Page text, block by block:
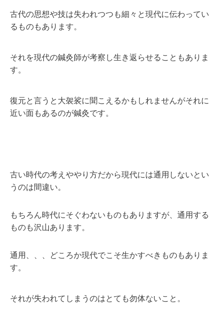
古代の思想や技は失われつつも細々と現代に伝わってい
るものもあります。
それを現代の鍼灸師が考察し生き返らせることもありま
す。
復元と言うと大袈裟に聞こえるかもしれませんがそれに
近い面もあるのが鍼灸です。
古い時代の考えややり方だから現代には通用しないとい
うのは間違い。
もちろん時代にそぐわないものもありますが、 通用する
ものも沢山あります。
通用、、、どころか現代でこそ生かすべきものもありま
す。
それが失われてしまうのはとても勿体ないこと。